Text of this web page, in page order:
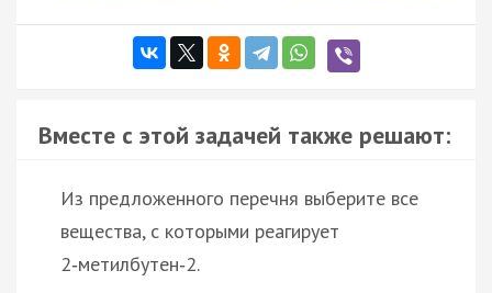
Вместе с этой задачей также решают:
Из предложенного перечня выберите все
вещества, с которыми реагирует
2‑метилбутен‑2.